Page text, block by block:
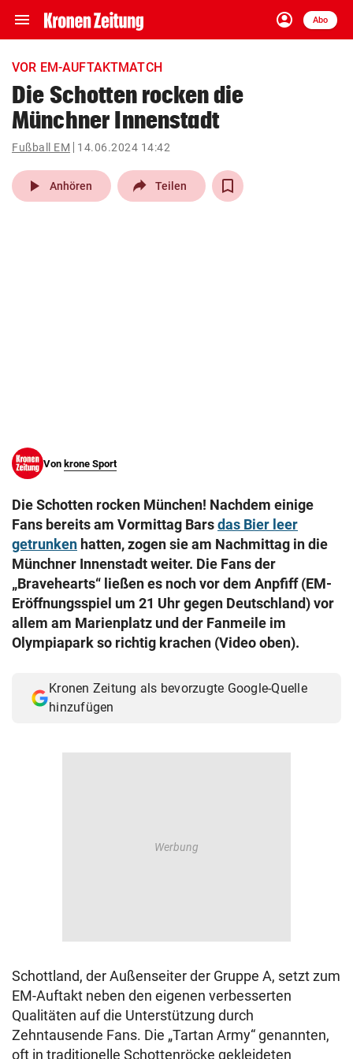
menu Navigation
ein-/ausklappen
account_circle
Anmelden
Abo
close Schließen
account_circle Anmelden
pin_drop
Wien arrow_right
VOR EM-AUFTAKTMATCH
Die Schotten rocken die
Münchner Innenstadt
Fußball EM 14.06.2024 14:42
play_arrow Anhören Teilen
Von krone Sport
Die Schotten rocken München! Nachdem einige
Fans bereits am Vormittag Barsdas Bier leer
getrunken hatten, zogen sie am Nachmittag in die
Münchner Innenstadt weiter. Die Fans der
„Bravehearts“ ließen es noch vor dem Anpfiff (EM-
Eröffnungsspiel um 21 Uhr gegen Deutschland) vor
allem am Marienplatz und der Fanmeile im
Olympiapark so richtig krachen (Video oben).
Kronen Zeitung als bevorzugte Google-Quelle
hinzufügen
Schottland, der Außenseiter der Gruppe A, setzt zum
EM-Auftakt neben den eigenen verbesserten
Qualitäten auf die Unterstützung durch
Zehntausende Fans. Die „Tartan Army“ genannten,
oft in traditionelle Schottenröcke gekleideten